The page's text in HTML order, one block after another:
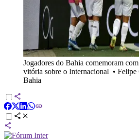
Jogadores do Bahia comemoram
vitória sobre o Internacional • Felipe
Bahia